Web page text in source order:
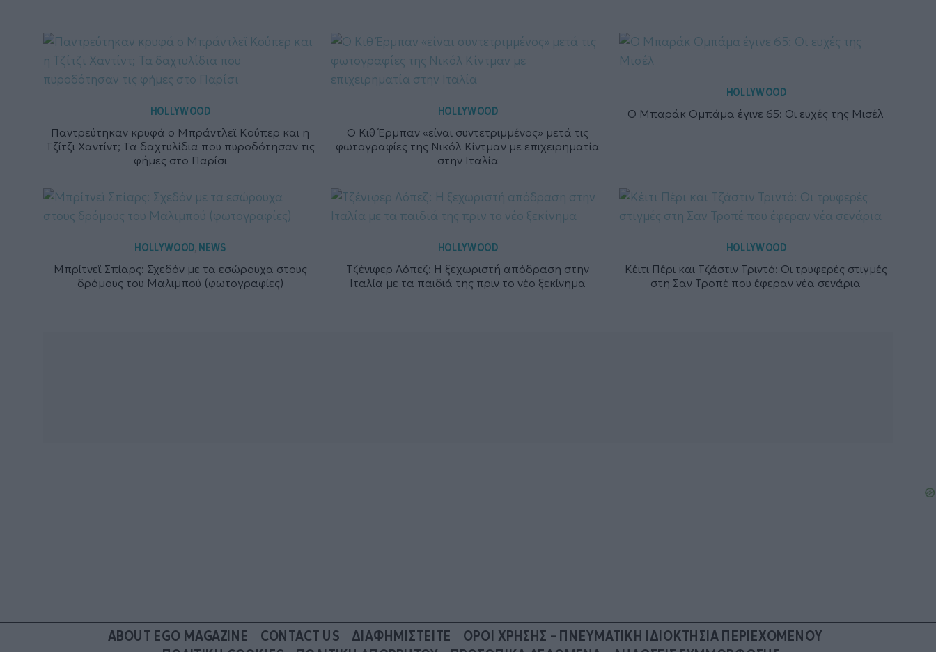
HOLLYWOOD
Παντρεύτηκαν κρυφά ο Μπράντλεϊ Κούπερ και η
Τζίτζι Χαντίντ; Τα δαχτυλίδια που πυροδότησαν τις
φήμες στο Παρίσι
HOLLYWOOD
Ο Κιθ Έρμπαν «είναι συντετριμμένος» μετά τις
φωτογραφίες της Νικόλ Κίντμαν με επιχειρηματία
στην Ιταλία
HOLLYWOOD
Ο Μπαράκ Ομπάμα έγινε 65: Οι ευχές της Μισέλ
HOLLYWOOD, NEWS
Μπρίτνεϊ Σπίαρς: Σχεδόν με τα εσώρουχα στους
δρόμους του Μαλιμπού (φωτογραφίες)
HOLLYWOOD
Τζένιφερ Λόπεζ: Η ξεχωριστή απόδραση στην
Ιταλία με τα παιδιά της πριν το νέο ξεκίνημα
HOLLYWOOD
Κέιτι Πέρι και Τζάστιν Τριντό: Οι τρυφερές στιγμές
στη Σαν Τροπέ που έφεραν νέα σενάρια
ABOUT EGO MAGAZINE CONTACT US ΔΙΑΦΗΜΙΣΤΕΙΤΕ
ΟΡΟΙ ΧΡΗΣΗΣ – ΠΝΕΥΜΑΤΙΚΗ ΙΔΙΟΚΤΗΣΙΑ ΠΕΡΙΕΧΟΜΕΝΟΥ